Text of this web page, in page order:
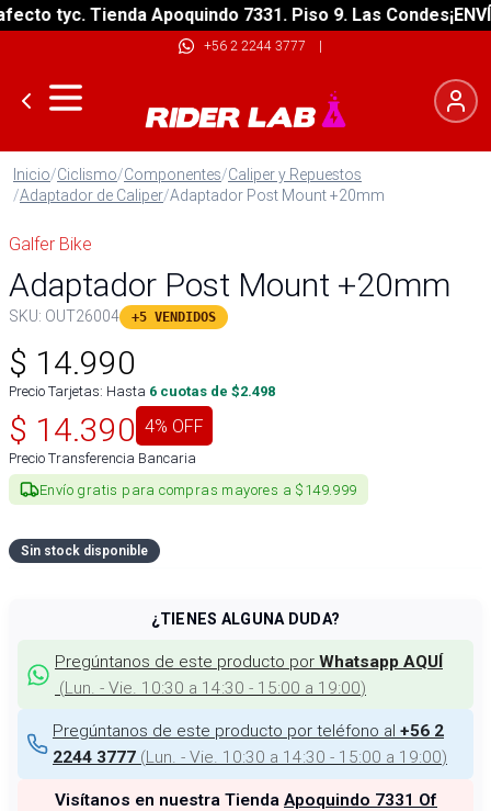
tyc. Tienda Apoquindo 7331. Piso 9. Las Condes
+56 2 2244 3777 |
Inicio/Ciclismo/Componentes/Caliper y Repuestos
/Adaptador de Caliper/Adaptador Post Mount +20mm
Galfer Bike
Adaptador Post Mount +20mm
SKU: OUT26004 +5 VENDIDOS
$ 14.990
Precio Tarjetas: Hasta 6 cuotas de $2.498
$ 14.390 4% OFF
Precio Transferencia Bancaria
Envío gratis para compras mayores a $149.999
Sin stock disponible
¿TIENES ALGUNA DUDA?
Pregúntanos de este producto por Whatsapp AQUÍ
(Lun. - Vie. 10:30 a 14:30 - 15:00 a 19:00)
Pregúntanos de este producto por teléfono al +56 2
2244 3777 (Lun. - Vie. 10:30 a 14:30 - 15:00 a 19:00)
Visítanos en nuestra Tienda Apoquindo 7331 Of